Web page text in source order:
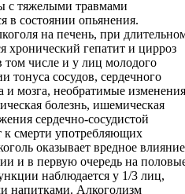
с тяжелыми травмами
в состоянии опьянения.
на печень, при
хронический гепатит и цирроз
том числе и у лиц молодого
тонуса сосудов, сердечного
и мозга, необратимые изменения
болезнь, ишемическая
сердечно-сосудистой
к смерти употребляющих
оказывает вредное влияние
и в первую очередь на
наблюдается у 1/3 лиц,
напитками. Алкоголизм